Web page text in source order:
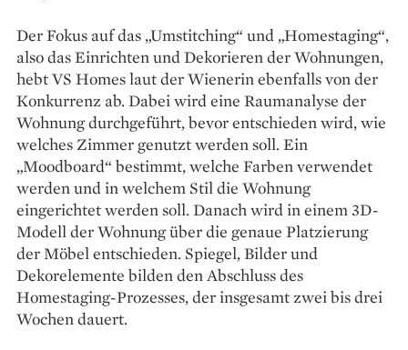
Der Fokus auf das „Umstitching“ und „Homestaging“,
also das Einrichten und Deko­rieren der Wohnungen,
hebt VS Homes laut der Wienerin ebenfalls von der
Konkurrenz ab. Dabei wird eine Raumanalyse der
Wohnung durch­geführt, bevor entschieden wird, wie
welches Zimmer genutzt werden soll. Ein
„Moodboard“ bestimmt, welche Farben verwendet
werden und in welchem Stil die Wohnung
eingerichtet werden soll. Danach wird in einem 3D-
Modell der Wohnung über die genaue Platzierung
der Möbel entschieden. Spiegel, Bilder und
Dekorelemente bilden den Abschluss des
Homestaging-Prozesses, der insgesamt zwei bis drei
Wochen dauert.